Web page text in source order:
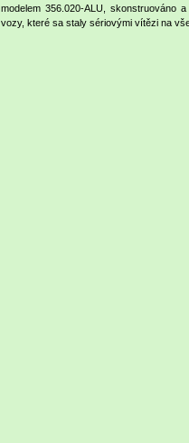
modelem 356.020-ALU,
vozy, které sa staly sériovými vítězi na